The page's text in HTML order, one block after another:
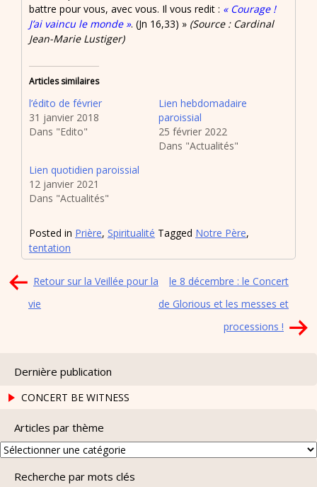
battre pour vous, avec vous. Il vous redit : « Courage !
J’ai vaincu le monde ». (Jn 16,33) » (Source : Cardinal
Jean-Marie Lustiger)
Articles similaires
l’édito de février
31 janvier 2018
Dans "Edito"
Lien hebdomadaire
paroissial
25 février 2022
Dans "Actualités"
Lien quotidien paroissial
12 janvier 2021
Dans "Actualités"
Posted in Prière, Spiritualité Tagged Notre Père,
tentation
Navigation
de
Retour sur la Veillée pour la
vie
le 8 décembre : le Concert
de Glorious et les messes et
processions !
Dernière publication
CONCERT BE WITNESS
Articles par thème
Articles
thèmeRecherche par mots clés